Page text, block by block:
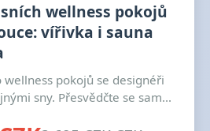
wellness pokojů
vířivka i sauna
wellness pokojů se designéři
sny. Přesvědčte se sam...